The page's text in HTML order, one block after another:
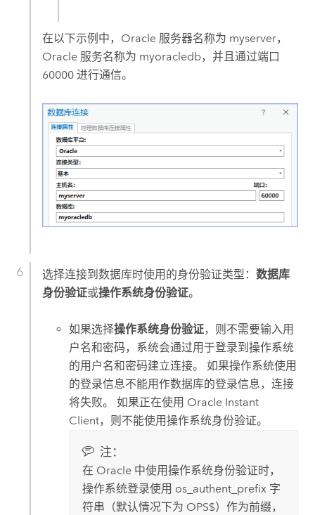
在以下示例中， Oracle服务器名称为 myserver，
Oracle服务名称为 myoracledb，并且通过端口
60000 进行通信。
选择连接到数据库时使用的身份验证类型： 数据库
身份验证或操作系统身份验证。
如果选择操作系统身份验证，则不需要输入用
户名和密码，系统会通过用于登录到操作系统
的用户名和密码建立连接。 如果操作系统使用
的登录信息不能用作数据库的登录信息，连接
将失败。 如果正在使用 Oracle Instant
Client，则不能使用操作系统身份验证。
注：
在 Oracle中使用操作系统身份验证时，
操作系统登录使用 os_authent_prefix 字
符串（默认情况下为 OPS$）作为前缀，